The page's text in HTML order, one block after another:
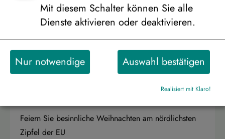
Aurora am Eismeer zu
Feiern Sie besinnliche Weihnachten am nördlichsten
Zipfel der EU
Mit diesem Schalter können Sie alle
Dienste aktivieren oder deaktivieren.
Nur notwendige Auswahl bestätigen
Realisiert mit Klaro!